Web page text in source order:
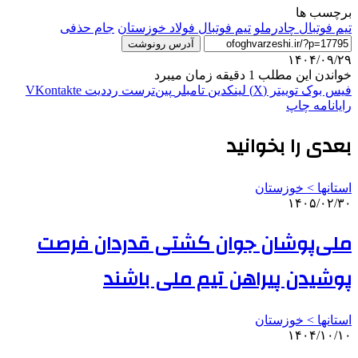
برچسب ها
تیم فوتبال چادرملو تیم فوتبال فولاد خوزستان جام حذفی
آدرس رونوشت
۱۴۰۴/۰۹/۲۹
خواندن این مطلب 1 دقیقه زمان میبرد
فیس بوک توییتر (X) لینکدین ‫تامبلر ‫پین‌ترست ‫رددیت ‫VKontakte
رایانامه چاپ
بعدی را بخوانید
استانها > خوزستان
۱۴۰۵/۰۲/۳۰
ملی‌پوشان جوان کشتی قدردان فرصت
پوشیدن پیراهن تیم ملی باشند
استانها > خوزستان
۱۴۰۴/۱۰/۱۰